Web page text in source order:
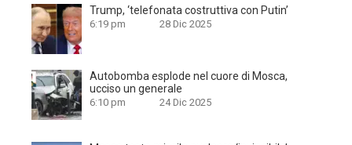
Trump, ‘telefonata costruttiva con Putin’
6:19 pm 28 Dic 2025
Autobomba esplode nel cuore di Mosca,
ucciso un generale
6:10 pm 24 Dic 2025